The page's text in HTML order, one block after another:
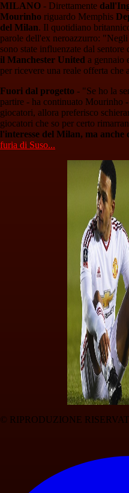
MILANO - Direttamente
Mourinho riguardo Memphis
del Milan. Il quotidiano
parole dell'ex neroazzurro:
sono state influenzate dal sentore
il Manchester United a gennaio
per ricevere una reale offerta che
Fuori dal progetto - "Se ho la
partire - ha continuato Mourinho
giocatori, allora preferisco
giocatori che so per certo
l'interesse del Milan, ma anche
furia di Suso...
© RIPRODUZIONE